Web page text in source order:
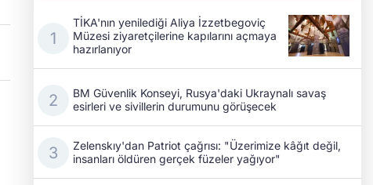
TİKA'nın yenilediği Aliya İzzetbegoviç
Müzesi ziyaretçilerine kapılarını açmaya
hazırlanıyor
BM Güvenlik Konseyi, Rusya'daki Ukraynalı savaş
esirleri ve sivillerin durumunu görüşecek
Zelenskıy'dan Patriot çağrısı: "Üzerimize kâğıt değil,
insanları öldüren gerçek füzeler yağıyor"